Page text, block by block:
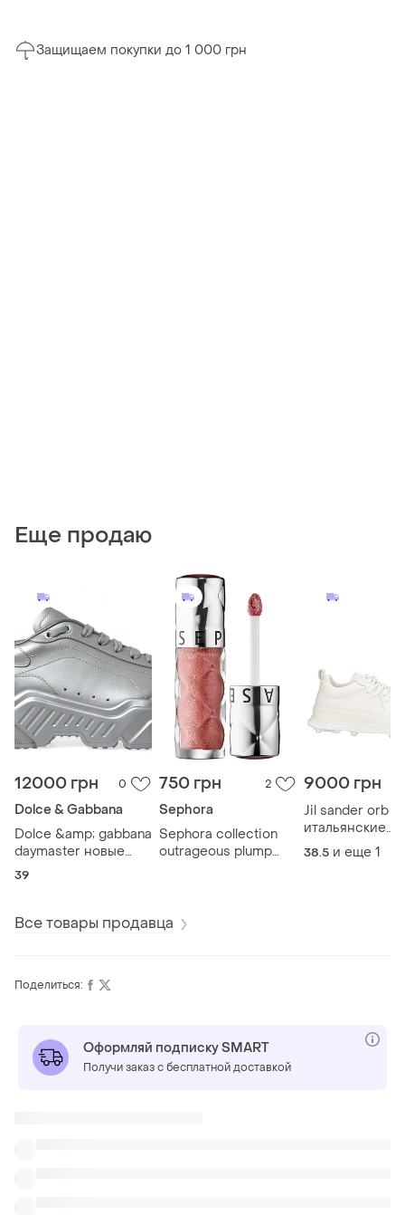
Защищаем покупки до 1 000 грн
Еще продаю
12000 грн 0
Dolce & Gabbana
Dolce &amp; gabbana
daymaster новые
кроссовки сникерси
39
750 грн 2
Sephora
Sephora collection
outrageous plump
блеск 100%
9000 грн
Jil sander orb
итальянские
кожаные
размер 38,5 39
38.5 и еще 1
Все товары продавца
Поделиться:
Оформляй подписку SMART
Получи заказ с бесплатной доставкой